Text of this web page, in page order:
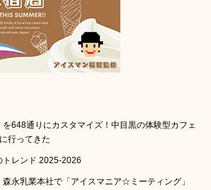
648通りにカスタマイズ！中目黒の体験型カフェ
行ってきた
トレンド 2025-2026
森永乳業本社で「アイスマニア☆ミーティング」